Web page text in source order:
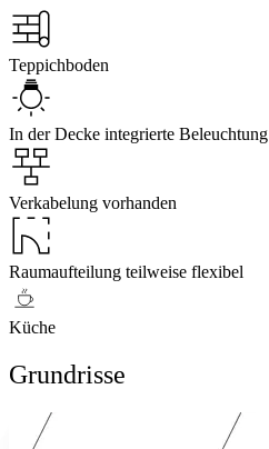
Teppichboden
In der Decke integrierte Beleuchtung
Verkabelung vorhanden
Raumaufteilung teilweise flexibel
Küche
Grundrisse